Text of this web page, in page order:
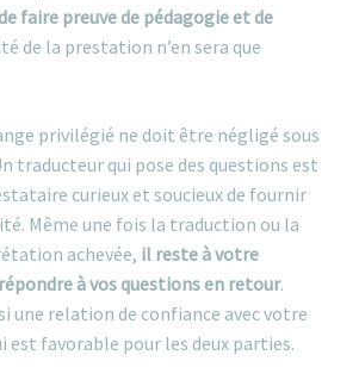
faire preuve de pédagogie et de
de la prestation n’en sera que
privilégié ne doit être négligé sous
traducteur qui pose des questions est
curieux et soucieux de fournir
Même une fois la traduction ou la
achevée, il reste à votre
à vos questions en retour.
une relation de confiance avec votre
est favorable pour les deux parties.